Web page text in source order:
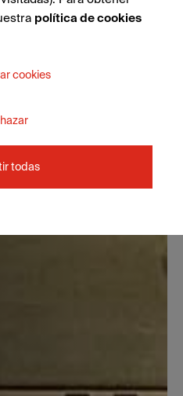
política de cookies
cookies
todas